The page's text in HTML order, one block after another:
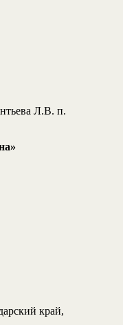
Л.В. п.
край,